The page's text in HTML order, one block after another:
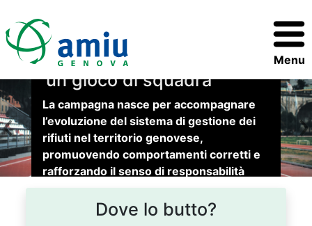
Menu
La raccolta differenziata è
un gioco di squadra
La campagna nasce per accompagnare
l’evoluzione del sistema di gestione dei
rifiuti nel territorio genovese,
promuovendo comportamenti corretti e
rafforzando il senso di responsabilità
collettiva.
Indietro
Dove lo butto?